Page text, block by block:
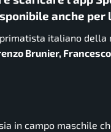
anche per
italiano della
Brunier,
in campo maschile